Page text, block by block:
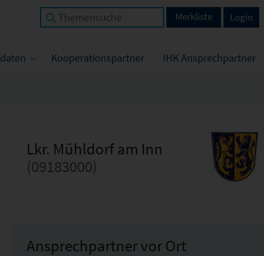
Kooperationspartner IHK Ansprechpartner
Login
Merkliste
Lkr. Mühldorf am Inn
(09183000)
Ansprechpartner vor Ort